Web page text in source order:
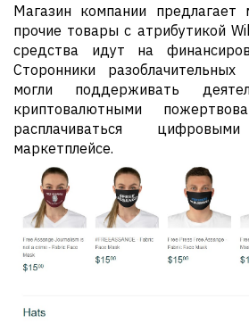
Магазин компании
прочие товары с атрибутикой
средства идут на
Сторонники
могли поддерживать
криптовалютными
расплачиваться
маркетплейсе.